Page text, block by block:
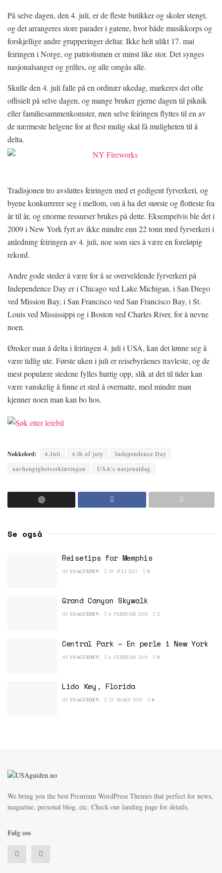
På selve dagen, den 4. juli, er de fleste butikker og skoler stengt,
og det arrangeres store parader i gatene, hvor både musikkorps og
forskjellige andre grupperinger deltar. Ikke helt ulikt 17. mai
feiringen i Norge, og patriotismen er minst like stor. Det synges
nasjonalsanger og grilles, og alle omgås alle.
Skulle den 4. juli falle på en ordinær ukedag, markeres det ofte
offisielt på selve dagen, og mange bruker gjerne dagen til piknik
eller familiesammenkomster, men selve feiringen flyttes til en av
de nærmeste helgene for at flest mulig skal få muligheten til å
delta.
Tradisjonen tro avsluttes feiringen med et gedigent fyrverkeri, og
byene konkurrerer seg i mellom, om å ha det største og flotteste fra
år til år, og enorme ressurser brukes på dette. Eksempelvis ble det i
2009 i New York fyrt av ikke mindre enn 22 tonn med fyrverkeri i
anledning feiringen av 4. juli, noe som sies å være en foreløpig
rekord.
Andre gode steder å være for å se overveldende fyrverkeri på
Independence Day er i Chicago ved Lake Michigan, i San Diego
ved Mission Bay, i San Francisco ved San Francisco Bay, i St.
Louis ved Mississippi og i Boston ved Charles River, for å nevne
noen.
Ønsker man å delta i feiringen 4. juli i USA, kan det lønne seg å
være tidlig ute. Første uken i juli er reisebyråenes travleste, og de
mest populære stedene fylles hurtig opp, slik at det til tider kan
være vanskelig å finne et sted å overnatte, med mindre man
kjenner noen man kan bo hos.
Nøkkelord: 4.Juli 4.th of july
Independence Day
uavhengighetserklæringen
USA's nasjonaldag
Se også
Reisetips for Memphis
AV USAGUIDEN 29. JULI 2023 0
Grand Canyon Skywalk
AV USAGUIDEN 6. FEBRUAR 2018 2
Central Park – En perle i New York
AV USAGUIDEN 6. FEBRUAR 2018 0
Lido Key, Florida
AV USAGUIDEN 25. MARS 2020 0
We bring you the best Premium WordPress Themes that perfect for news,
magazine, personal blog, etc. Check our landing page for details.
Følg oss